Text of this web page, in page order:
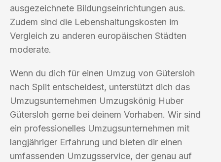
ausgezeichnete Bildungseinrichtungen aus.
Zudem sind die Lebenshaltungskosten im
Vergleich zu anderen europäischen Städten
moderate.
Wenn du dich für einen Umzug von Gütersloh
nach Split entscheidest, unterstützt dich das
Umzugsunternehmen Umzugskönig Huber
Gütersloh gerne bei deinem Vorhaben. Wir sind
ein professionelles Umzugsunternehmen mit
langjähriger Erfahrung und bieten dir einen
umfassenden Umzugsservice, der genau auf